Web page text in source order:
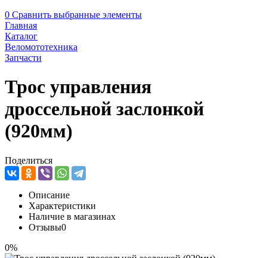
0 Сравнить выбранные элементы
Главная
Каталог
Веломототехника
Запчасти
Трос управления
дроссельной заслонкой
(920мм)
Поделиться
Описание
Характеристики
Наличие в магазинах
Отзывы0
0%